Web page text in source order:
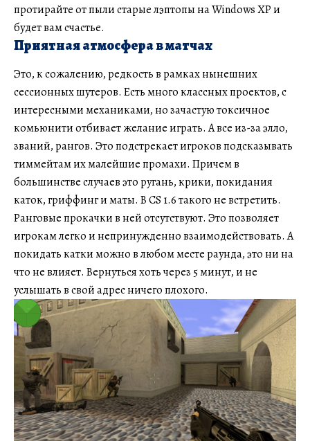
протирайте от пыли старые лэптопы на Windows XP и
будет вам счастье.
Приятная атмосфера в матчах
Это, к сожалению, редкость в рамках нынешних
сессионных шутеров. Есть много классных проектов, с
интересными механиками, но зачастую токсичное
комьюнити отбивает желание играть. А все из-за элло,
званий, рангов. Это подстрекает игроков подсказывать
тиммейтам их малейшие промахи. Причем в
большинстве случаев это ругань, крики, покидания
каток, гриффинг и маты. В CS 1.6 такого не встретить.
Ранговые прокачки в ней отсутствуют. Это позволяет
игрокам легко и непринужденно взаимодействовать. А
покидать катки можно в любом месте раунда, это ни на
что не влияет. Вернуться хоть через 5 минут, и не
услышать в свой адрес ничего плохого.